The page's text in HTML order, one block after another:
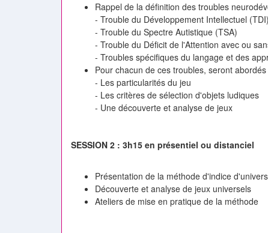
Rappel de la définition des troubles
- Trouble du Développement Intellectuel (TDI)
- Trouble du Spectre Autistique (TSA)
- Trouble du Déficit de l'Attention avec ou
- Troubles spécifiques du langage et des
Pour chacun de ces troubles, seront abordés
- Les particularités du jeu
- Les critères de sélection d'objets ludiques
- Une découverte et analyse de jeux
SESSION 2 : 3h15 en présentiel ou distanciel
Présentation de la méthode d'indice
Découverte et analyse de jeux universels
Ateliers de mise en pratique de la méthode